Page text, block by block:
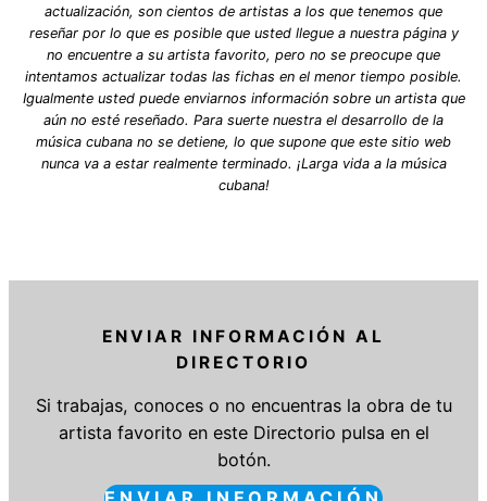
actualización, son cientos de artistas a los que tenemos que
reseñar por lo que es posible que usted llegue a nuestra página y
no encuentre a su artista favorito, pero no se preocupe que
intentamos actualizar todas las fichas en el menor tiempo posible.
Igualmente usted puede enviarnos información sobre un artista que
aún no esté reseñado. Para suerte nuestra el desarrollo de la
música cubana no se detiene, lo que supone que este sitio web
nunca va a estar realmente terminado. ¡Larga vida a la música
cubana!
ENVIAR INFORMACIÓN AL
DIRECTORIO
Si trabajas, conoces o no encuentras la obra de tu
artista favorito en este Directorio pulsa en el
botón.